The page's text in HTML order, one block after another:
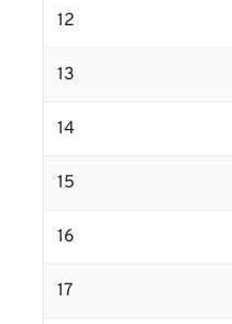
12
13
14
15
16
17